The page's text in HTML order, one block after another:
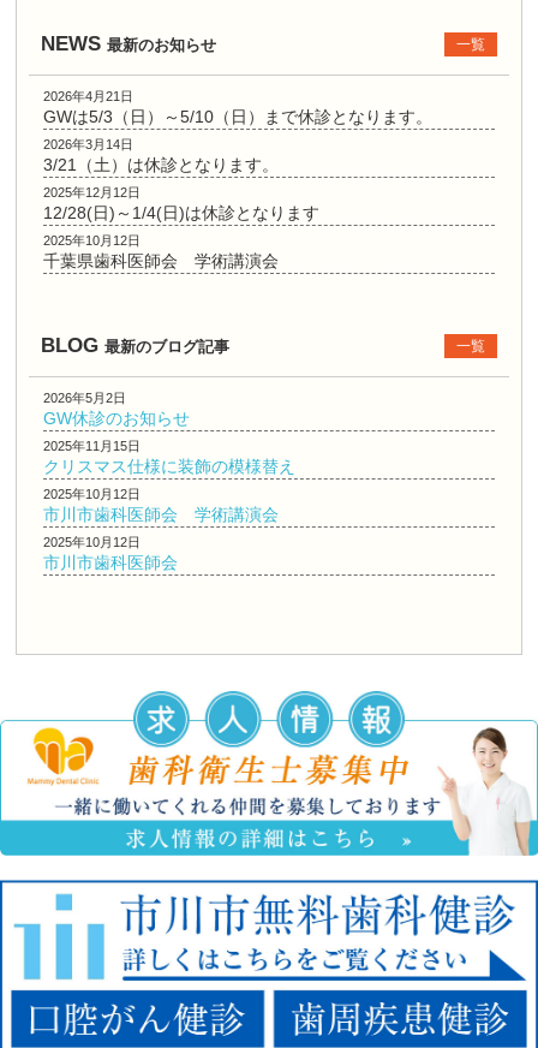
NEWS 最新のお知らせ 一覧
2026年4月21日
GWは5/3（日）～5/10（日）まで休診となります。
2026年3月14日
3/21（土）は休診となります。
2025年12月12日
12/28(日)～1/4(日)は休診となります
2025年10月12日
千葉県歯科医師会 学術講演会
BLOG 最新のブログ記事 一覧
2026年5月2日
GW休診のお知らせ
2025年11月15日
クリスマス仕様に装飾の模様替え
2025年10月12日
市川市歯科医師会 学術講演会
2025年10月12日
市川市歯科医師会